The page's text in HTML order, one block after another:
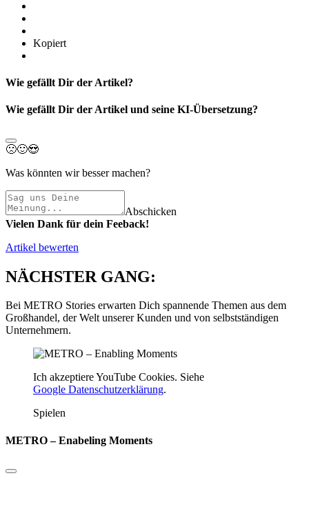
Kopiert
Wie gefällt Dir der Artikel?
Wie gefällt Dir der Artikel und seine KI-Übersetzung?
🙁🙂😍
Was könnten wir besser machen?
Abschicken
Vielen Dank für dein Feeback!
Artikel bewerten
NÄCHSTER GANG:
Bei METRO Stories erwarten Dich spannende Themen aus dem
Großhandel, der Welt unserer Kunden und von selbstständigen
Unternehmern.
Ich akzeptiere YouTube Cookies. Siehe
Google Datenschutzerklärung.
Spielen
METRO – Enabeling Moments